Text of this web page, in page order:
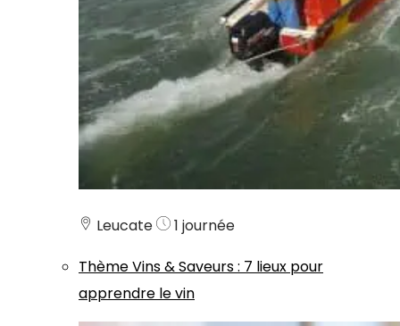
Leucate
1 journée
ThèmeVins & Saveurs: 7 lieux pour
apprendre le vin